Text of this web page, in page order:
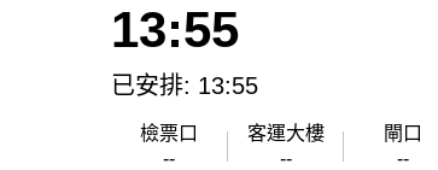
13:55
已安排: 13:55
檢票口
--
客運大樓
--
閘口
--